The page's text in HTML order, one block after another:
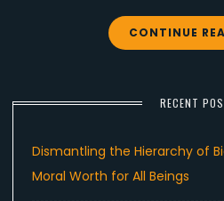
CONTINUE
RECENT
Dismantling the Hierarchy of
Moral Worth for All Beings